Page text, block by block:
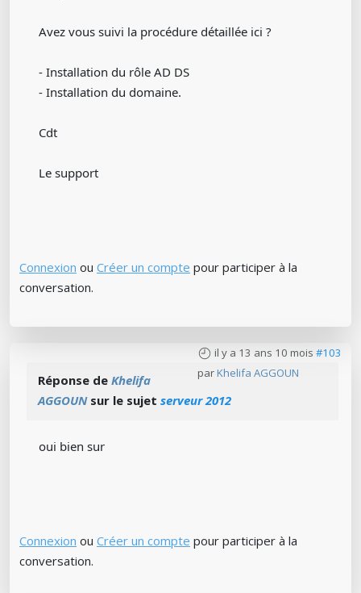
Avez vous suivi la procédure détaillée ici ?
- Installation du rôle AD DS
- Installation du domaine.
Cdt
Le support
Connexion ou Créer un compte pour participer à la
conversation.
il y a 13 ans 10 mois #103
par Khelifa AGGOUN
Réponse de Khelifa
AGGOUNsur le sujet serveur 2012
oui bien sur
Connexion ou Créer un compte pour participer à la
conversation.